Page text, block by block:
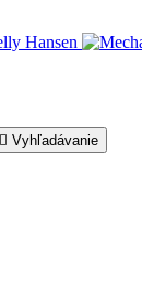
 Vyhľadávanie